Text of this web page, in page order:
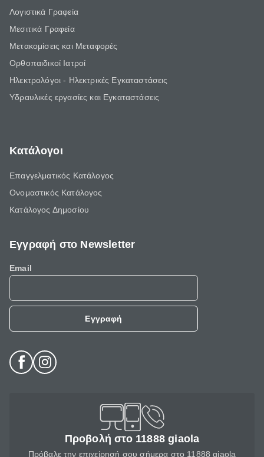
Λογιστικά Γραφεία
Μεσιτικά Γραφεία
Μετακομίσεις και Μεταφορές
Ορθοπαιδικοί Ιατροί
Ηλεκτρολόγοι - Ηλεκτρικές Εγκαταστάσεις
Υδραυλικές εργασίες και Εγκαταστάσεις
Κατάλογοι
Επαγγελματικός Κατάλογος
Ονομαστικός Κατάλογος
Κατάλογος Δημοσίου
Εγγραφή στο Newsletter
Email
Εγγραφή
Προβολή στο 11888 giaola
Πρόβαλε την επιχείρησή σου σήμερα στο 11888 giaola